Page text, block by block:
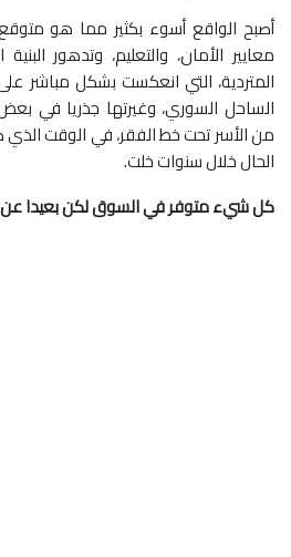
أصبح الواقع أسوء بكثير مما هو
معايير الأمان، والتعليم، وتدهور البنية
المتردية، التي انعكست بشكل مباشر
الساحل السوري، وغيرتها جذريا في
من الأسر تحت خط الفقر، في الوقت
الحال خلال سنوات خلت.
كل شيء متوفر في السوق لكن بعيدا عن